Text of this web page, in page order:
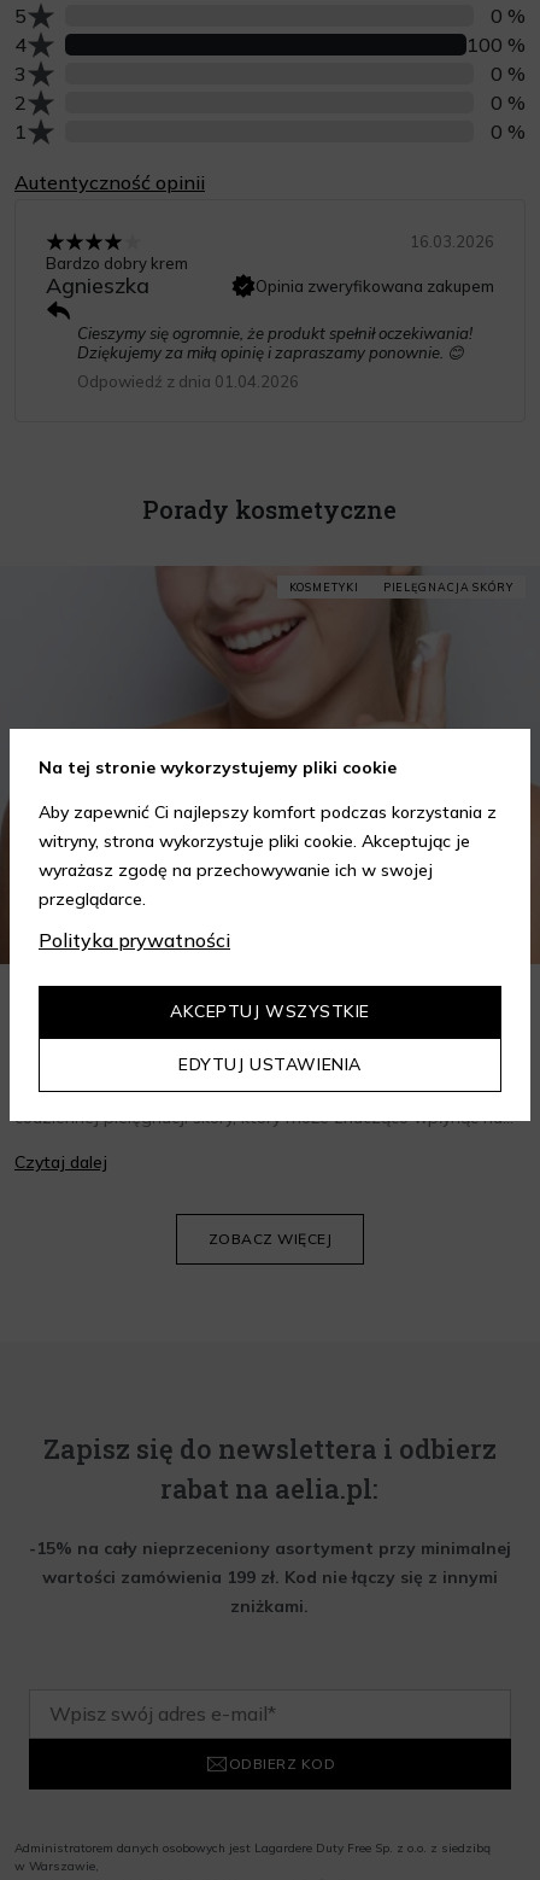
Liczba opinii z oceną
1 0 %
Liczba opinii z oceną
2 0 %
Liczba opinii z oceną
3 0 %
Liczba opinii z oceną
4 100 %
Liczba opinii z oceną
5 0 %
Autentyczność opinii
16.03.2026
Bardzo dobry krem
Agnieszka Opinia zweryfikowana zakupem
Cieszymy się ogromnie, że produkt spełnił oczekiwania!
Dziękujemy za miłą opinię i zapraszamy ponownie. 😊
Odpowiedź z dnia 01.04.2026
Porady kosmetyczne
KOSMETYKI PIELĘGNACJA SKÓRY
Jak wybrać krem do twarzy w zależności od potrzeb?
Wybór odpowiedniego kremu do twarzy to kluczowy krok w
codziennej pielęgnacji skóry, który może znacząco wpłynąć na
oraz wiedzieć, jak dopasować je do potrzeb własnej skóry.
Czytaj dalej
ZOBACZ WIĘCEJ
Zapisz się do newslettera i odbierz
rabat na aelia.pl:
-15% na cały nieprzeceniony asortyment przy minimalnej
wartości zamówienia 199 zł. Kod nie łączy się z innymi
zniżkami.
ODBIERZ KOD
Administratorem danych osobowych jest Lagardere Duty Free Sp. z o.o. z siedzibą
w Warszawie,
Na tej stronie wykorzystujemy pliki cookie
Aby zapewnić Ci najlepszy komfort podczas korzystania z
witryny, strona wykorzystuje pliki cookie. Akceptując je
wyrażasz zgodę na przechowywanie ich w swojej
przeglądarce.
Polityka prywatności
EDYTUJ USTAWIENIA
AKCEPTUJ WSZYSTKIE